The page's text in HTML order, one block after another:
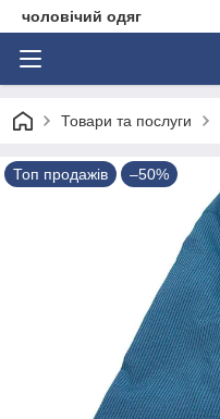
чоловічий одяг
Товари та послуги
Топ продажів –50%